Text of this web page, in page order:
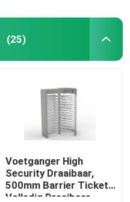
(25)
Voetganger High
Security Draaibaar,
500mm Barrier Ticket
Volledig Draaibaar